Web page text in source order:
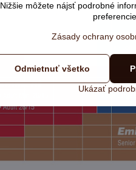
Nižšie môžete nájsť podrobné
preferencie.
Zásady ochrany
Ukázať
Odmietnuť všetko